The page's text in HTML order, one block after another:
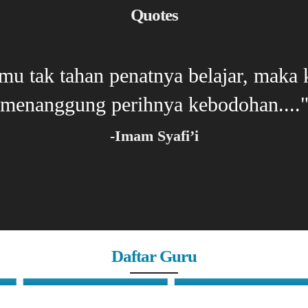
Quotes
tak tahan penatnya belajar, maka
menanggung perihnya kebodohan...."
-Imam Syafi’i
Daftar GuruSurendro Harjiatmoko,ST